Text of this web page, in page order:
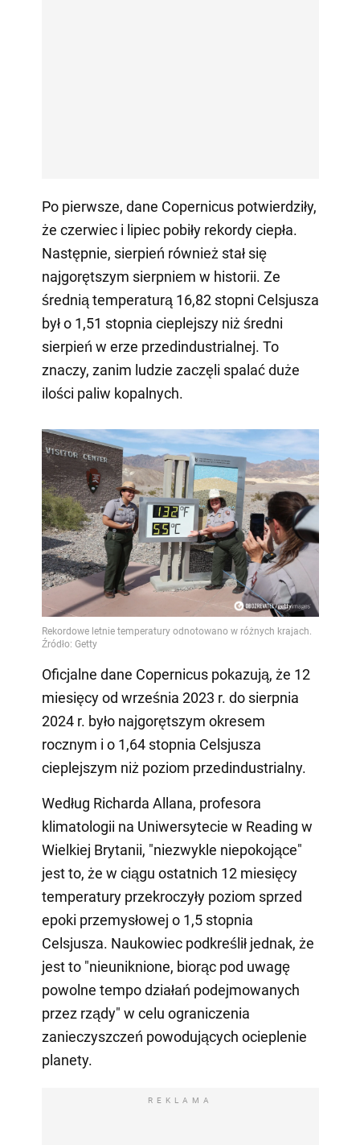
Po pierwsze, dane Copernicus potwierdziły,
że czerwiec i lipiec pobiły rekordy ciepła.
Następnie, sierpień również stał się
najgorętszym sierpniem w historii. Ze
średnią temperaturą 16,82 stopni Celsjusza
był o 1,51 stopnia cieplejszy niż średni
sierpień w erze przedindustrialnej. To
znaczy, zanim ludzie zaczęli spalać duże
ilości paliw kopalnych.
Oficjalne dane Copernicus pokazują, że 12
miesięcy od września 2023 r. do sierpnia
2024 r. było najgorętszym okresem
rocznym i o 1,64 stopnia Celsjusza
cieplejszym niż poziom przedindustrialny.
Według Richarda Allana, profesora
klimatologii na Uniwersytecie w Reading w
Wielkiej Brytanii, "niezwykle niepokojące"
jest to, że w ciągu ostatnich 12 miesięcy
temperatury przekroczyły poziom sprzed
epoki przemysłowej o 1,5 stopnia
Celsjusza. Naukowiec podkreślił jednak, że
jest to "nieuniknione, biorąc pod uwagę
powolne tempo działań podejmowanych
przez rządy" w celu ograniczenia
zanieczyszczeń powodujących ocieplenie
planety.
REKLAMA